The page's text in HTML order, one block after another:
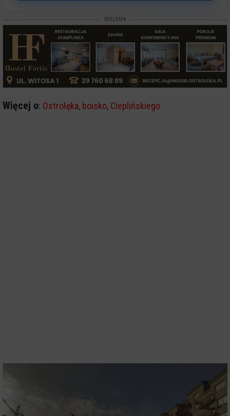
REKLAMA
Więcej o: Ostrołęka, boisko, Cieplińskiego